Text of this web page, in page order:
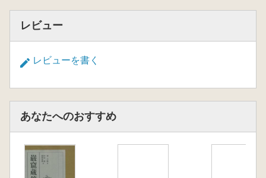
レビュー
レビューを書く
あなたへのおすすめ